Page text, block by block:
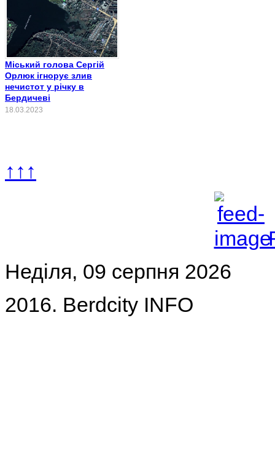
Міський голова Сергій
Орлюк ігнорує злив
нечистот у річку в
Бердичеві
18.03.2023
↑↑↑
Неділя, 09 серпня 2026
2016. Berdcity INFO